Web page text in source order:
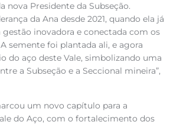
nova Presidente da Subseção.
da Ana desde 2021, quando ela já
inovadora e conectada com os
semente foi plantada ali, e agora
do aço deste Vale, simbolizando uma
a Subseção e a Seccional mineira”,
um novo capítulo para a
do Aço, com o fortalecimento dos